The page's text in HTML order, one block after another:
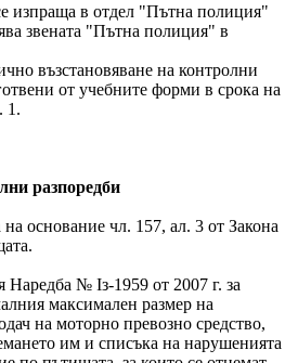
изпраща в отдел "Пътна полиция"
звената "Пътна полиция" в
възстановяване на контролни
от учебните форми в срока на
1.
разпоредби
на основание чл. 157, ал. 3 от Закона
Наредба № Iз-1959 от 2007 г. за
максимален размер на
на моторно превозно средство,
им и списъка на нарушенията